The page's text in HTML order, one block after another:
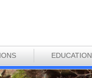
EDUCATION